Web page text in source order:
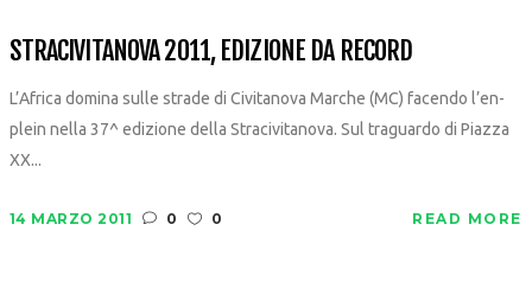
STRACIVITANOVA 2011, EDIZIONE DA RECORD
L’Africa domina sulle strade di Civitanova Marche (MC) facendo l’en-
plein nella 37^ edizione della Stracivitanova. Sul traguardo di Piazza
XX...
14 MARZO 2011 0 0 READ MORE